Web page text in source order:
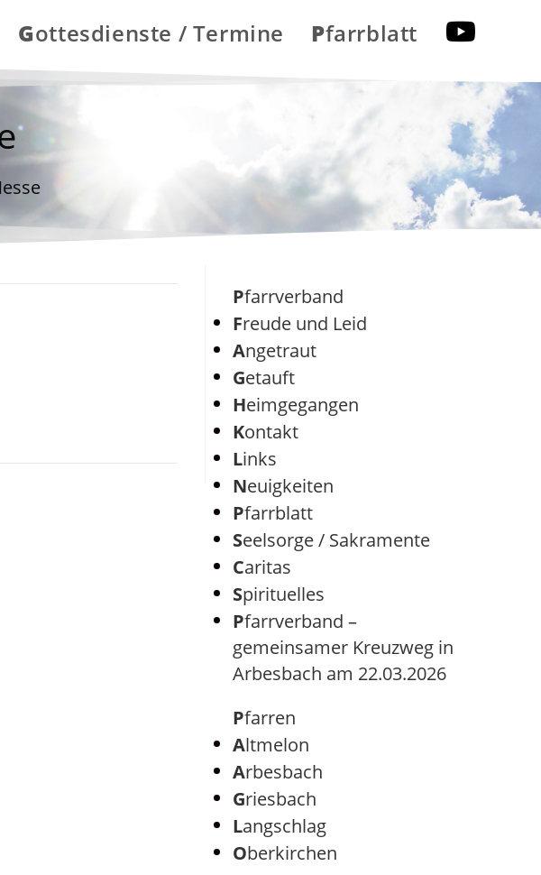
Gottesdienste / Termine Pfarrblatt
Pfarrverband
Freude und Leid
Angetraut
Getauft
Heimgegangen
Kontakt
Links
Neuigkeiten
Pfarrblatt
Seelsorge / Sakramente
Caritas
Spirituelles
Pfarrverband –
gemeinsamer Kreuzweg in
Arbesbach am 22.03.2026
Pfarren
Altmelon
Arbesbach
Griesbach
Langschlag
Oberkirchen